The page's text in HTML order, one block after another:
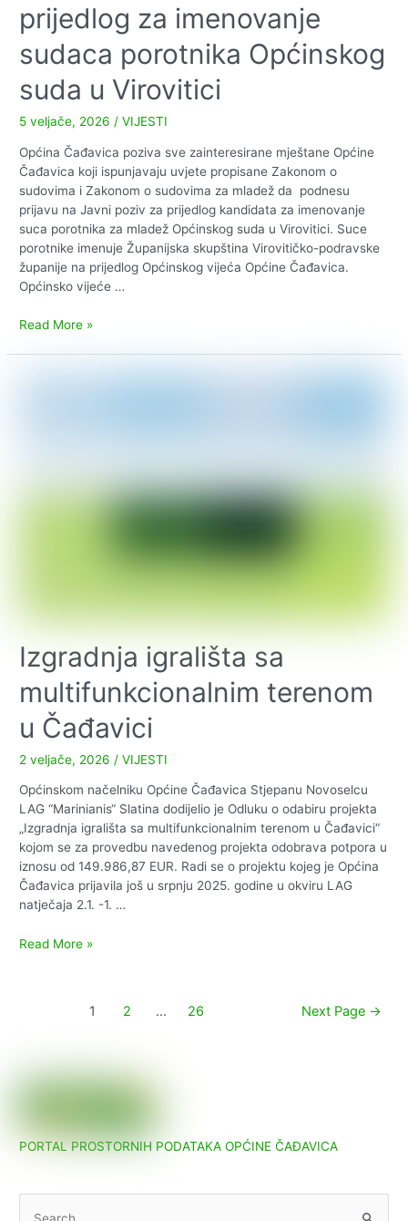
prijedlog za imenovanje
sudaca porotnika Općinskog
suda u Virovitici
5 veljače, 2026 /VIJESTI
Općina Čađavica poziva sve zainteresirane mještane Općine
Čađavica koji ispunjavaju uvjete propisane Zakonom o
sudovima i Zakonom o sudovima za mladež da podnesu
prijavu na Javni poziv za prijedlog kandidata za imenovanje
suca porotnika za mladež Općinskog suda u Virovitici. Suce
porotnike imenuje Županijska skupština Virovitičko-podravske
županije na prijedlog Općinskog vijeća Općine Čađavica.
Općinsko vijeće …
Javni
Read More »
Izgradnja igrališta sa
multifunkcionalnim terenom
u Čađavici
2 veljače, 2026 /VIJESTI
Općinskom načelniku Općine Čađavica Stjepanu Novoselcu
LAG “Marinianis“ Slatina dodijelio je Odluku o odabiru projekta
„Izgradnja igrališta sa multifunkcionalnim terenom u Čađavici“
kojom se za provedbu navedenog projekta odobrava potpora u
iznosu od 149.986,87 EUR. Radi se o projektu kojeg je Općina
Čađavica prijavila još u srpnju 2025. godine u okviru LAG
natječaja 2.1. -1. …
Izgradnja
Read More »
1 2 … 26 Next Page →
PORTAL PROSTORNIH PODATAKA OPĆINE ČAĐAVICA